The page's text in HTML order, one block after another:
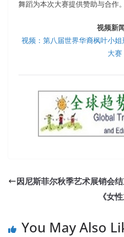
舞蹈为本次大赛提供赞助与合作。
视频新
视频：第八届世界华裔枫叶小
大赛
因尼斯菲尔秋季艺术展销会
《女
You May Also